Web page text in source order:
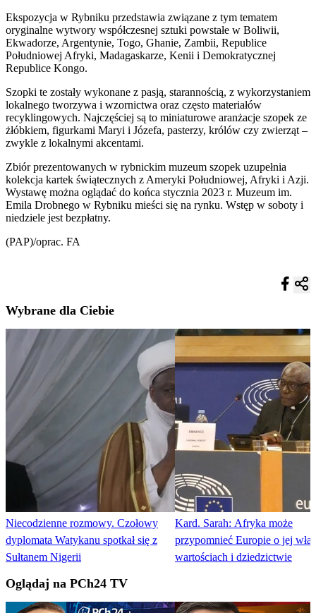
Ekspozycja w Rybniku przedstawia związane z tym tematem
oryginalne wytwory współczesnej sztuki powstałe w Boliwii,
Ekwadorze, Argentynie, Togo, Ghanie, Zambii, Republice
Południowej Afryki, Madagaskarze, Kenii i Demokratycznej
Republice Kongo.
Szopki te zostały wykonane z pasją, starannością, z wykorzystaniem
lokalnego tworzywa i wzornictwa oraz często materiałów
recyklingowych. Najczęściej są to miniaturowe aranżacje szopek ze
żłóbkiem, figurkami Maryi i Józefa, pasterzy, królów czy zwierząt –
zwykle z lokalnymi akcentami.
Zbiór prezentowanych w rybnickim muzeum szopek uzupełnia
kolekcja kartek świątecznych z Ameryki Południowej, Afryki i Azji.
Wystawę można oglądać do końca stycznia 2023 r. Muzeum im.
Emila Drobnego w Rybniku mieści się na rynku. Wstęp w soboty i
niedziele jest bezpłatny.
(PAP)/oprac. FA
Wybrane dla Ciebie
Niecodzienne rozmowy. Czołowy
dyplomata Watykanu spotkał się z
Sułtanem Nigerii
Kard. Sarah: Afryka może
przypomnieć Europie o jej
wartościach i dziedzictwie
Oglądaj na PCh24 TV